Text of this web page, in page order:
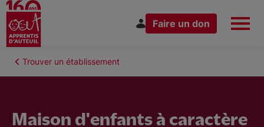
principal
Faire un don
Fil Trouver un établissement
Maison d'enfants à caractère